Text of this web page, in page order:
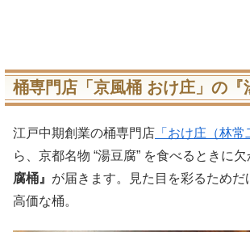
桶専門店「京風桶 おけ庄」の『
江戸中期創業の桶専門店 「おけ庄（林常
ら、京都名物 “湯豆腐” を食べるときに
腐桶』 が届きます。見た目を彩るためだ
高価な桶。